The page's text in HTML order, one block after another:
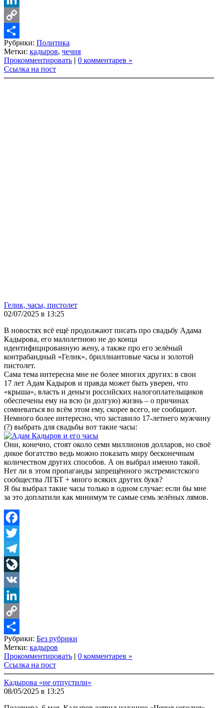
LinkedIn
Copy
Link
Share
Рубрики: Политика
Метки: кадыров, чечня
Прокомментировать | 0 комментарев »
Ссылка на пост
Гелик, часы, пистолет
02/07/2025 в 13:25
В новостях всё ещё продолжают писать про свадьбу Адама
Кадырова, его малолетнюю не до конца
идентифицированную жену, а также про его зелёный
контрабандный «Гелик», бриллиантовые часы и золотой
пистолет.
Сама тема интересна мне не более многих других: в свои
17 лет Адам Кадыров и правда может быть уверен, что
«крыша», власть и деньги российских налогоплательщиков
обеспечены ему на всю (и долгую) жизнь – о причинах
сомневаться во всём этом ему, скорее всего, не сообщают.
Немного более интересно, что заставило 17-летнего мужчину
(?) выбрать для свадьбы вот такие часы:
Они, конечно, стоят около семи миллионов долларов, но своё
дикое богатство ведь можно показать миру бесконечным
количеством других способов. А он выбрал именно такой.
Нет ли в этом пропаганды запрещённого экстремистского
сообщества ЛГБТ + много всяких других букв?
Я бы выбрал такие часы только в одном случае: если бы мне
за это доплатили как минимум те самые семь зелёных лямов.
Facebook
Twitter
Telegram
LiveJournal
VK
LinkedIn
Copy
Link
Share
Рубрики: Без рубрики
Метки: кадыров
Прокомментировать | 0 комментарев »
Ссылка на пост
Кадырова «не отпустили»
08/05/2025 в 13:25